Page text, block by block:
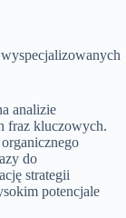
analizie
fraz kluczowych.
do
strategii
potencjale